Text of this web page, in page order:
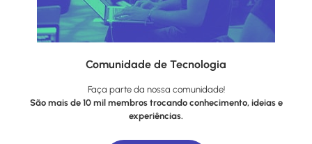
Comunidade de Tecnologia
Faça parte da nossa comunidade!
São mais de 10 mil membros trocando conhecimento, ideias e
experiências.